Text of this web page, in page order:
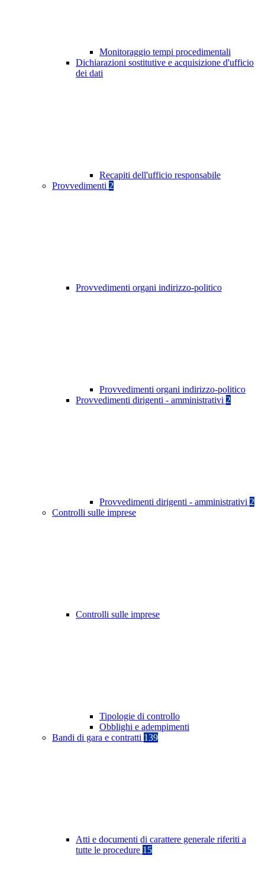
Monitoraggio tempi procedimentali
Dichiarazioni sostitutive e acquisizione d'ufficio
dei dati
Recapiti dell'ufficio responsabile
Provvedimenti 2
Provvedimenti organi indirizzo-politico
Provvedimenti organi indirizzo-politico
Provvedimenti dirigenti - amministrativi 2
Provvedimenti dirigenti - amministrativi 2
Controlli sulle imprese
Controlli sulle imprese
Tipologie di controllo
Obblighi e adempimenti
Bandi di gara e contratti 139
Atti e documenti di carattere generale riferiti a
tutte le procedure 15